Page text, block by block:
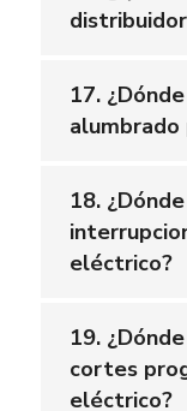
17.
alumbrado
18.
eléctrico?
19.
cortes
eléctrico?